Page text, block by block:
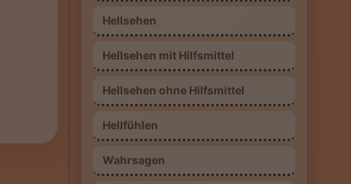
Hellsehen
Hellsehen mit Hilfsmittel
Hellsehen ohne Hilfsmittel
Hellfühlen
Wahrsagen